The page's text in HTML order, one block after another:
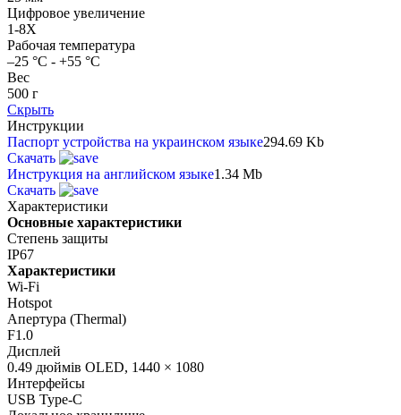
Цифровое увеличение
1-8X
Рабочая температура
–25 °C - +55 °C
Вес
500 г
Скрыть
Инструкции
Паспорт устройства на украинском языке294.69 Kb
Скачать
Инструкция на английском языке1.34 Mb
Скачать
Характеристики
Основные характеристики
Степень защиты
IP67
Характеристики
Wi-Fi
Hotspot
Апертура (Thermal)
F1.0
Дисплей
0.49 дюймів OLED, 1440 × 1080
Интерфейсы
USB Type-C